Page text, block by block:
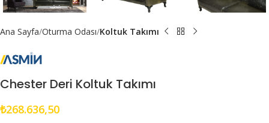
Ana Sayfa Oturma Odası Koltuk Takımı
Chester Deri Koltuk Takımı
₺268.636,50